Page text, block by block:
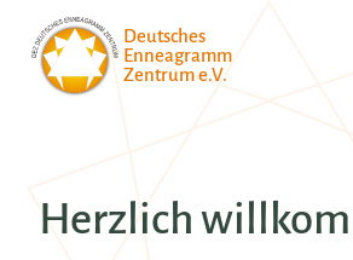
Deutsches
Enneagramm
Zentrum e.V.
Herzlich